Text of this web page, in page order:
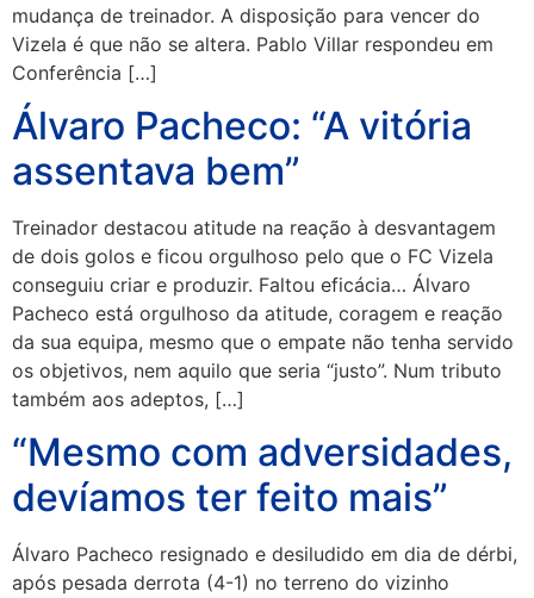
mudança de treinador. A disposição para vencer do
Vizela é que não se altera. Pablo Villar respondeu em
Conferência […]
Álvaro Pacheco: “A vitória
assentava bem”
Treinador destacou atitude na reação à desvantagem
de dois golos e ficou orgulhoso pelo que o FC Vizela
conseguiu criar e produzir. Faltou eficácia… Álvaro
Pacheco está orgulhoso da atitude, coragem e reação
da sua equipa, mesmo que o empate não tenha servido
os objetivos, nem aquilo que seria “justo”. Num tributo
também aos adeptos, […]
“Mesmo com adversidades,
devíamos ter feito mais”
Álvaro Pacheco resignado e desiludido em dia de dérbi,
após pesada derrota (4-1) no terreno do vizinho